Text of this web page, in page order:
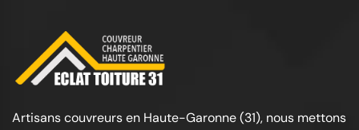
Artisans couvreurs en Haute-Garonne (31), nous mettons